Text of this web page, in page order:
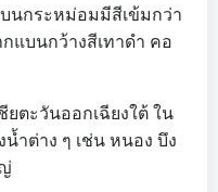
นกระหม่อมมีสีเข้มกว่า
แบนกว้างสีเทาดำ คอ
ยตะวันออกเฉียงใต้ ใน
ำต่าง ๆ เช่น หนอง บึง